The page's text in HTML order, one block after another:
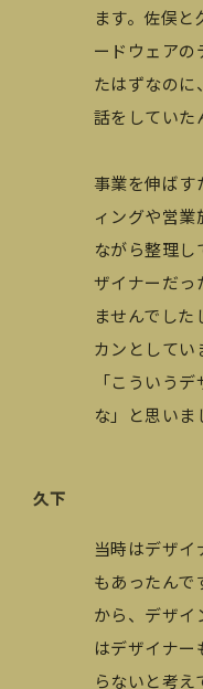
ます。佐俣
ードウェアの
たはずなのに
話をしていた
事業を伸ばす
ィングや営
ながら整理
ザイナーだっ
ませんでし
カンとしてい
「こういう
な」と思いま
久下
当時はデザイ
もあったんで
から、デザイ
はデザイナ
らないと考